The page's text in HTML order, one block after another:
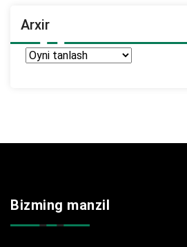
Arxir
Arxir
Bizming manzil